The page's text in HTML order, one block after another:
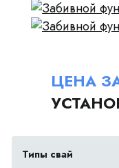
ЦЕНА
Типы свай